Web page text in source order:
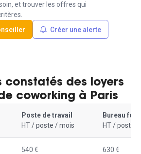
et trouver les offres qui
Créer une alerte
constatés des loyers
coworking à Paris
Poste de travail
HT / poste / mois
Bureau
HT / poste /
540 € 630 €